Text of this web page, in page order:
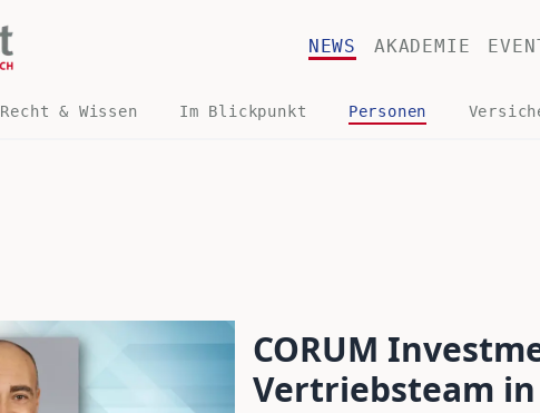
NEWS AKADEMIE
Recht & Wissen Im Blickpunkt Personen
CORUM
Vertriebsteam